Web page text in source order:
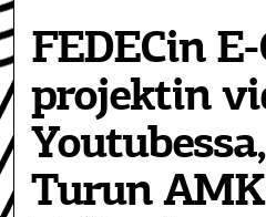
ö
ö
n
FEDECin
projektin
Turun